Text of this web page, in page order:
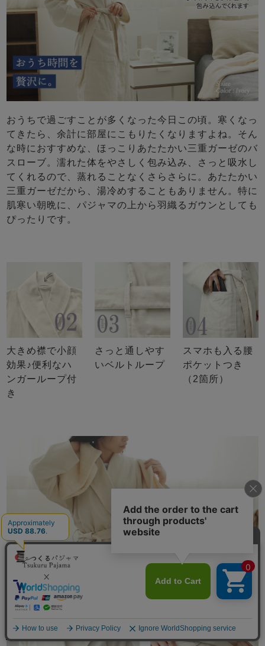
メニュー
おうちで過ごすことが多くなった今日この頃。寒くなっ
てきたら、余計に部屋にこもりたくなりますよね。そん
な時におすすめな、ほっこりあたたかい三重ガーゼのバ
スローブ。濡れた体をやさしく包み込み、さっと吸水し
てくれるので、蒸れることなくさらさらに。あたたかい
三重ガーゼだから、湯冷めすることもありません。特に
肌寒い朝晩に、パジャマの上から羽織るガウンとしても
ぴったりです。
大きめ襟で小顔
効果♪便利なハ
ンガーループ付
き
さっと通しやす
いベルトループ
スマホも入る腰
ポケットつき
（2箇所）